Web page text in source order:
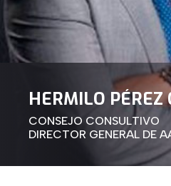
HERMILO PÉREZ
CONSEJO CONSULTIVO
DIRECTOR GENERAL DE